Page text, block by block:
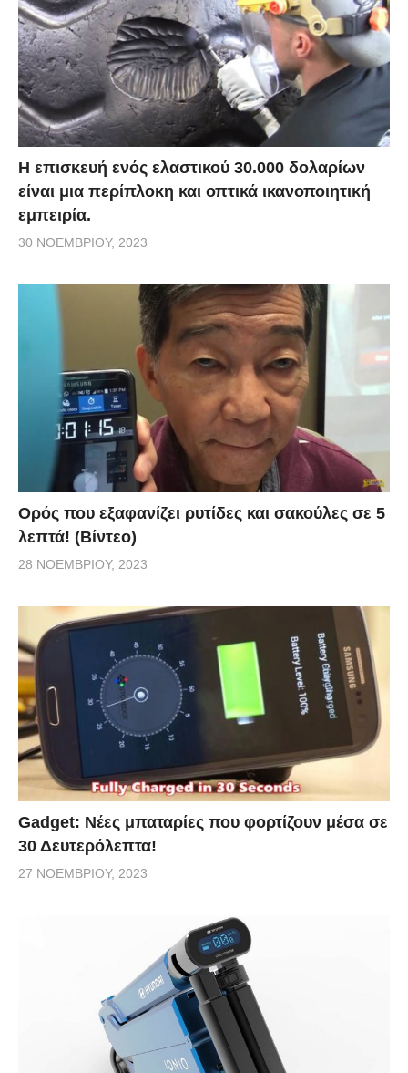
Η επισκευή ενός ελαστικού 30.000 δολαρίων
είναι μια περίπλοκη και οπτικά ικανοποιητική
εμπειρία.
30 ΝΟΕΜΒΡΊΟΥ, 2023
Ορός που εξαφανίζει ρυτίδες και σακούλες σε 5
λεπτά! (Βίντεο)
28 ΝΟΕΜΒΡΊΟΥ, 2023
Gadget: Νέες μπαταρίες που φορτίζουν μέσα σε
30 Δευτερόλεπτα!
27 ΝΟΕΜΒΡΊΟΥ, 2023